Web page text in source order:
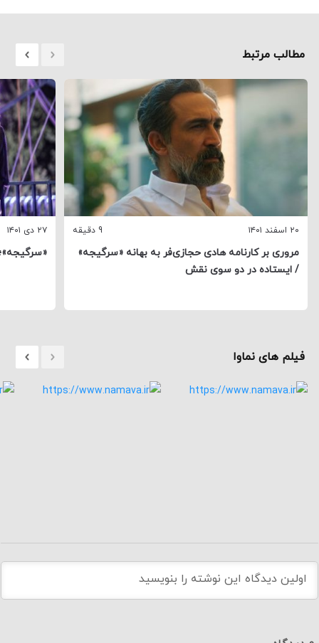
مطالب مرتبط
۲۰ اسفند ۱۴۰۱ 9 دقیقه
مروری بر کارنامه هادی حجازی‌فر به بهانه «سرگیجه»
/ ایستاده در دو سوی نقش
۲۷ دی ۱۴۰۱
فیلم های نماوا